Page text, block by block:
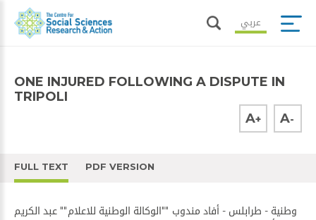
عربي
ONE INJURED FOLLOWING A DISPUTE IN
TRIPOLI
A+ A-
FULL TEXT PDF VERSION
وطنية - طرابلس - أفاد مندوب ""الوكالة الوطنية للاعلام"" عبد الكريم